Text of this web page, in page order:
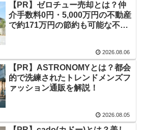
【PR】ゼロチュー売却とは？仲
介手数料0円・5,000万円の不動産
で約171万円の節約も可能な不動
2026.08.06
【PR】ASTRONOMYとは？都会
的で洗練されたトレンドメンズフ
ァッション通販を解説！
2026.08.05